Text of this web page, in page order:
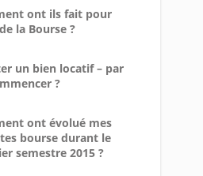
ont ils fait pour
la Bourse ?
un bien locatif – par
?
ont évolué mes
bourse durant le
semestre 2015 ?